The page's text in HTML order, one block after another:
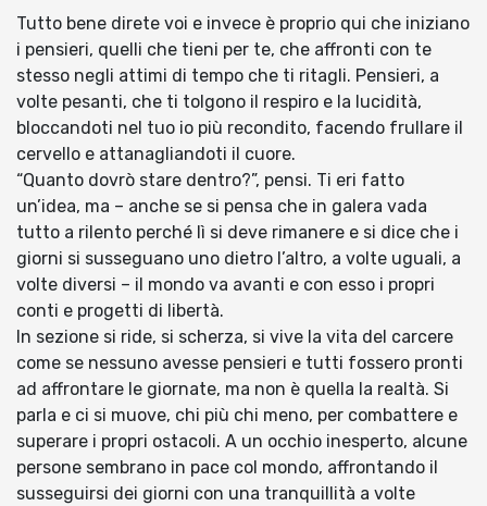
Tutto bene direte voi e invece è proprio qui che iniziano
i pensieri, quelli che tieni per te, che affronti con te
stesso negli attimi di tempo che ti ritagli. Pensieri, a
volte pesanti, che ti tolgono il respiro e la lucidità,
bloccandoti nel tuo io più recondito, facendo frullare il
cervello e attanagliandoti il cuore.
“Quanto dovrò stare dentro?”, pensi. Ti eri fatto
un’idea, ma – anche se si pensa che in galera vada
tutto a rilento perché lì si deve rimanere e si dice che i
giorni si susseguano uno dietro l’altro, a volte uguali, a
volte diversi – il mondo va avanti e con esso i propri
conti e progetti di libertà.
In sezione si ride, si scherza, si vive la vita del carcere
come se nessuno avesse pensieri e tutti fossero pronti
ad affrontare le giornate, ma non è quella la realtà. Si
parla e ci si muove, chi più chi meno, per combattere e
superare i propri ostacoli. A un occhio inesperto, alcune
persone sembrano in pace col mondo, affrontando il
susseguirsi dei giorni con una tranquillità a volte